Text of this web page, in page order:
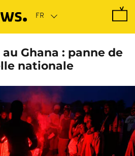
Ghana : panne de
nationale